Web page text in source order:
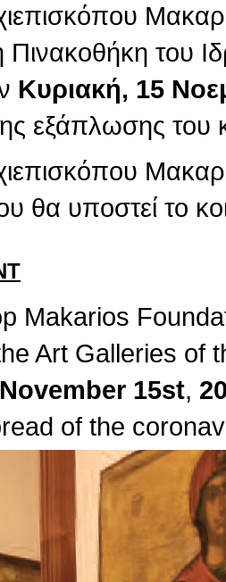
του
Κυριακή, 15
εξάπλωσης του
θα υποστεί το
Makarios
Art Galleries of
November 15st,
of the